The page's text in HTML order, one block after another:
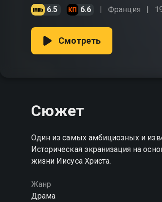
6.5 6.6 Франция
Смотреть
Сюжет
Один из самых амбициозных и
Историческая экранизация на
жизни Иисуса Христа.
Жанр
Драма